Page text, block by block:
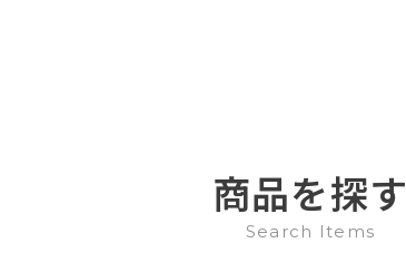
商品を探す
Search Items